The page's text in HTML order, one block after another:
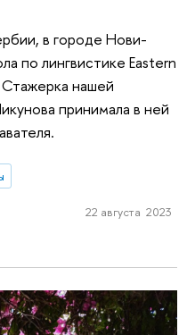
в городе Нови-
по лингвистике Eastern
нашей
принимала в ней
22 августа 2023